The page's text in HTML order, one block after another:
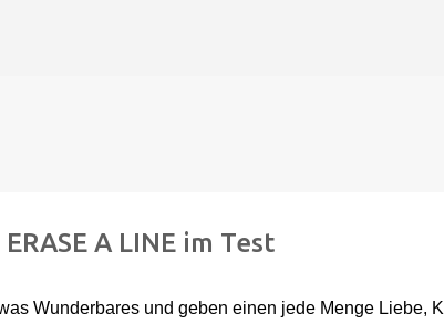
A LINE im Test
Wunderbares und geben einen jede Menge Liebe,